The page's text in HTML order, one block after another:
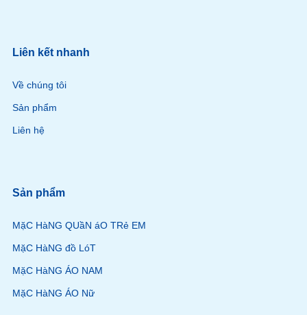
Liên kết nhanh
Về chúng tôi
Sản phẩm
Liên hệ
Sản phẩm
MặC HàNG QUầN áO TRẻ EM
MặC HàNG đồ LóT
MặC HàNG ÁO NAM
MặC HàNG ÁO Nữ